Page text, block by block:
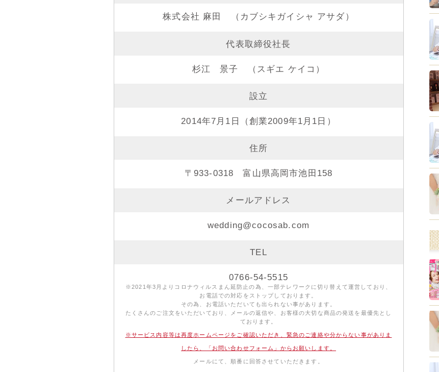
株式会社 麻田 （カブシキガイシャ アサダ）
代表取締役社長
杉江 景子 （スギエ ケイコ）
設立
2014年7月1日（創業2009年1月1日）
住所
〒933-0318 富山県高岡市池田158
メールアドレス
wedding@cocosab.com
TEL
0766-54-5515
※2021年3月よりコロナウィルスまん延防止の為、一部テレワークに切り替えて運営しており、
お電話での対応をストップしております。
その為、お電話いただいても出られない事があります。
たくさんのご注文をいただいており、メールの返信や、お客様の大切な商品の発送を最優先とし
ております。
※サービス内容等は再度ホームページをご確認いただき、緊急のご連絡や分からない事がありま
したら、「お問い合わせフォーム」からお願いします。
メールにて、順番に回答させていただきます。